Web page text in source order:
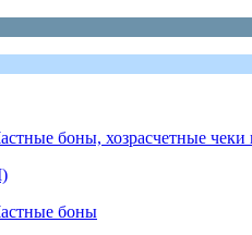
боны, хозрасчетные чеки
боны